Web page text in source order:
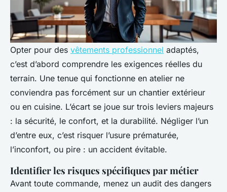
Opter pour des vêtements professionnel adaptés,
c’est d’abord comprendre les exigences réelles du
terrain. Une tenue qui fonctionne en atelier ne
conviendra pas forcément sur un chantier extérieur
ou en cuisine. L’écart se joue sur trois leviers majeurs
: la sécurité, le confort, et la durabilité. Négliger l’un
d’entre eux, c’est risquer l’usure prématurée,
l’inconfort, ou pire : un accident évitable.
Identifier les risques spécifiques par métier
Avant toute commande, menez un audit des dangers